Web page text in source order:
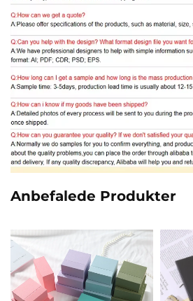
Anbefalede Produkter